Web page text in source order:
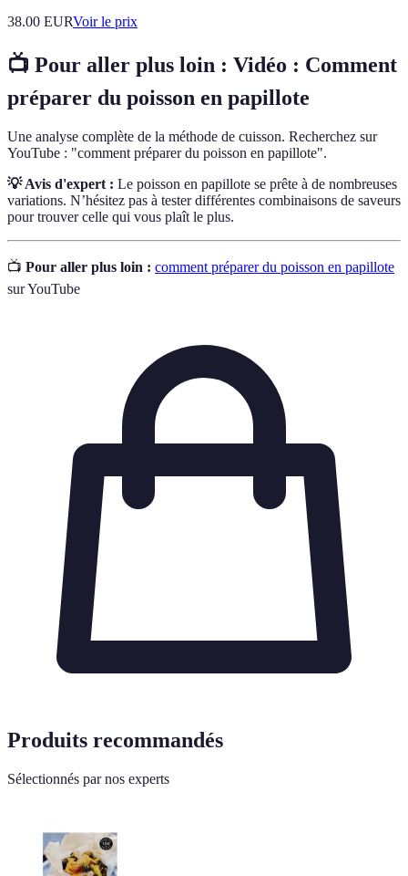
38.00 EURVoir le prix
📺 Pour aller plus loin : Vidéo : Comment
préparer du poisson en papillote
Une analyse complète de la méthode de cuisson. Recherchez sur
YouTube : "comment préparer du poisson en papillote".
💡 Avis d'expert : Le poisson en papillote se prête à de nombreuses
variations. N’hésitez pas à tester différentes combinaisons de saveurs
pour trouver celle qui vous plaît le plus.
📺 Pour aller plus loin : comment préparer du poisson en papillote
sur YouTube
Produits recommandés
Sélectionnés par nos experts